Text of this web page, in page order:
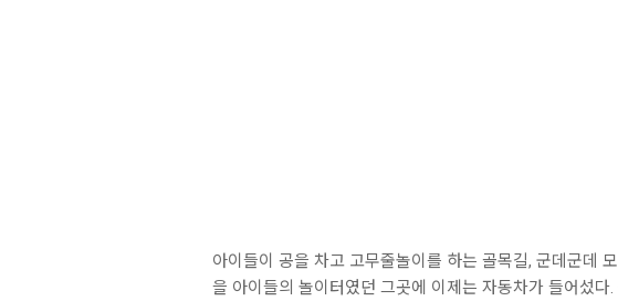
아이들이 공을 차고 고무줄놀이를 하는 골목길, 군데군데
을 아이들의 놀이터였던 그곳에 이제는 자동차가 들어섰